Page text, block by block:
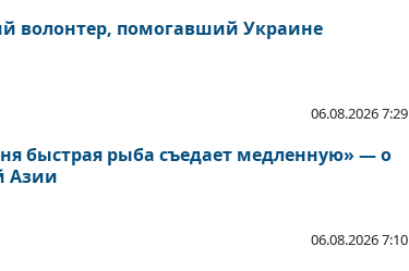
волонтер, помогавший Украине
06.08.2026 7:29
быстрая рыба съедает медленную» — о
Азии
06.08.2026 7:10